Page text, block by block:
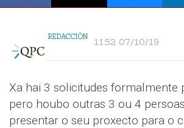
REDACCIÓN 11:52 07/10/19
Xa hai 3 solicitudes formalmente
pero houbo outras 3 ou 4
presentar o seu proxecto para o